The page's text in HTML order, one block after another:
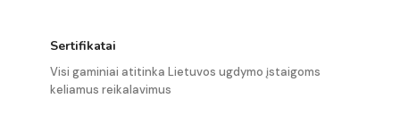
Sertifikatai
Visi gaminiai atitinka Lietuvos ugdymo įstaigoms
keliamus reikalavimus